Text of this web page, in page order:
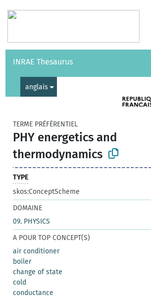
Vocabulaires API
INRAE Thesaurus
anglais
TERME PRÉFÉRENTIEL
PHY energetics and
thermodynamics
TYPE
skos:ConceptScheme
DOMAINE
09. PHYSICS
A POUR TOP CONCEPT(S)
air conditioner
boiler
change of state
cold
conductance